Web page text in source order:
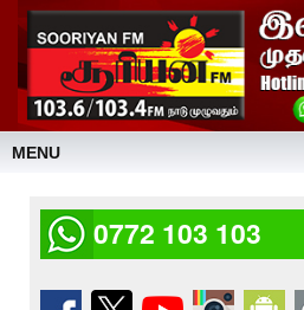
MENU
0772 103 103